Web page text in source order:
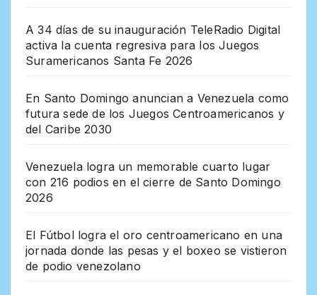
A 34 días de su inauguración TeleRadio Digital
activa la cuenta regresiva para los Juegos
Suramericanos Santa Fe 2026
En Santo Domingo anuncian a Venezuela como
futura sede de los Juegos Centroamericanos y
del Caribe 2030
Venezuela logra un memorable cuarto lugar
con 216 podios en el cierre de Santo Domingo
2026
El Fútbol logra el oro centroamericano en una
jornada donde las pesas y el boxeo se vistieron
de podio venezolano